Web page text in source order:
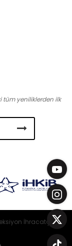
tüm yeniliklerden ilk
İhracatçıları